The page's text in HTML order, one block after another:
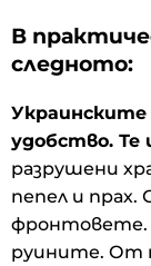
В
следното:
удобство.
разрушени
пепел и
фронтовете.
руините. От